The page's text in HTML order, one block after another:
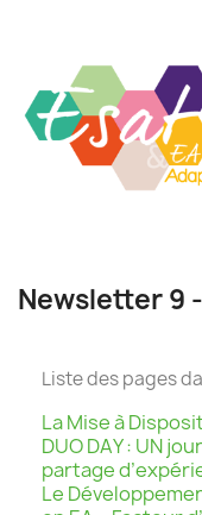
Newsletter 9
Liste des pages
La Mise à
DUO DAY : UN
partage
Le